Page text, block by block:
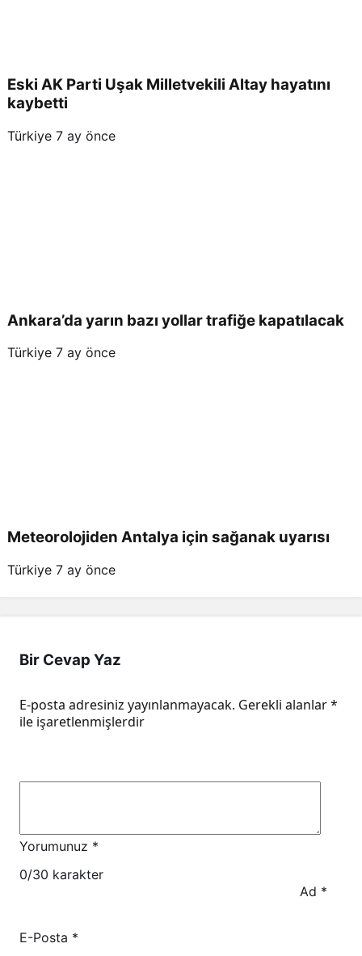
Eski AK Parti Uşak Milletvekili Altay hayatını
kaybetti
Türkiye 7 ay önce
Ankara’da yarın bazı yollar trafiğe kapatılacak
Türkiye 7 ay önce
Meteorolojiden Antalya için sağanak uyarısı
Türkiye 7 ay önce
Bir Cevap Yaz
E-posta adresiniz yayınlanmayacak. Gerekli alanlar*
ile işaretlenmişlerdir
Yorumunuz *
0/30 karakter
Ad *
E-Posta *